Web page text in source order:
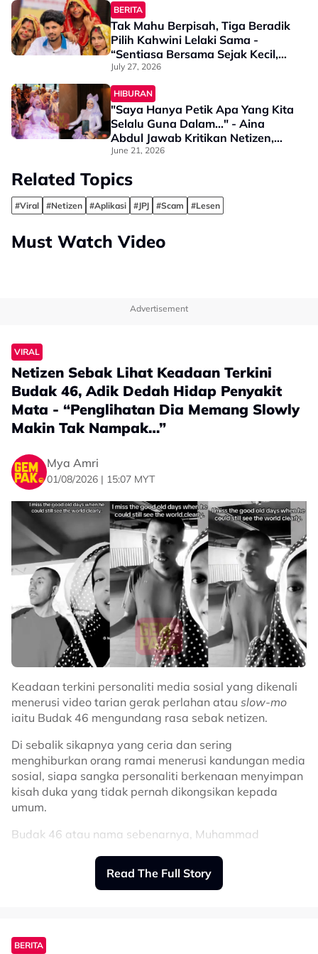
BERITA
Tak Mahu Berpisah, Tiga Beradik
Pilih Kahwini Lelaki Sama -
“Sentiasa Bersama Sejak Kecil,
Tak Dapat Bayangkan Hidup
Berjauhan”
July 27, 2026
HIBURAN
"Saya Hanya Petik Apa Yang Kita
Selalu Guna Dalam..." - Aina
Abdul Jawab Kritikan Netizen,
Guna 'Takda' Dalam Sadis
June 21, 2026
Related Topics
#Viral #Netizen #Aplikasi #JPJ #Scam #Lesen
Must Watch Video
Advertisement
VIRAL
Netizen Sebak Lihat Keadaan Terkini
Budak 46, Adik Dedah Hidap Penyakit
Mata - “Penglihatan Dia Memang Slowly
Makin Tak Nampak…”
Mya Amri
01/08/2026 | 15:07 MYT
Keadaan terkini personaliti media sosial yang dikenali
menerusi video tarian gerak perlahan atau slow-mo
iaitu Budak 46 mengundang rasa sebak netizen.
Di sebalik sikapnya yang ceria dan sering
menghiburkan orang ramai menerusi kandungan media
sosial, siapa sangka personaliti berkenaan menyimpan
kisah duka yang tidak pernah dikongsikan kepada
umum.
Budak 46 atau nama sebenarnya, Muhammad
pigmentosa, iaitu sejenis penyakit mata yang boleh
menyebabkan penglihatan merosot secara beransur-
ruangan komen pada video terbaharu yang dimuat
Read The Full Story
BERITA